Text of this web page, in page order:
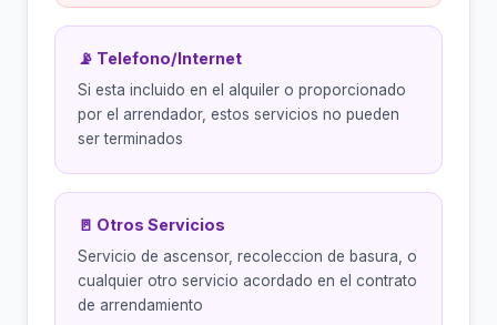
📡 Telefono/Internet
Si esta incluido en el alquiler o proporcionado
por el arrendador, estos servicios no pueden
ser terminados
🚪 Otros Servicios
Servicio de ascensor, recoleccion de basura, o
cualquier otro servicio acordado en el contrato
de arrendamiento